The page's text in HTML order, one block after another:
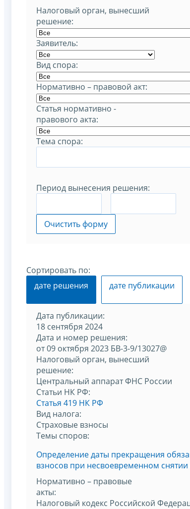
Налоговый орган, вынесший
решение:
Заявитель:
Вид спора:
Нормативно – правовой акт:
Статья нормативно -
правового акта:
Тема спора:
Период вынесения решения:
Очистить форму
Сортировать по:
дате решения
дате публикации
Дата публикации:
18 сентября 2024
Дата и номер решения:
от 09 октября 2023 БВ-3-9/13027@
Налоговый орган, вынесший
решение:
Центральный аппарат ФНС России
Статьи НК РФ:
Статья 419 НК РФ
Вид налога:
Страховые взносы
Темы споров:
Определение даты прекращения
взносов при несвоевременном
Нормативно – правовые
акты:
Налоговый кодекс Российской